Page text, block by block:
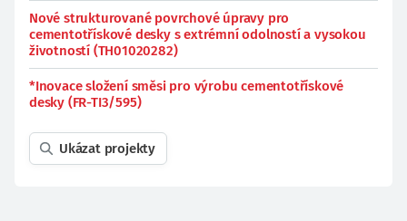
Nové strukturované povrchové úpravy pro
cementotřískové desky s extrémní odolností a vysokou
životností (TH01020282)
*Inovace složení směsi pro výrobu cementotřískové
desky (FR-TI3/595)
Ukázat projekty